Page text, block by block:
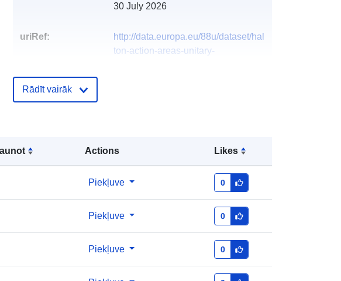
Actions Likes
Piekļuve 0
Piekļuve 0
Piekļuve 0
30 July 2026
uriRef:
http://data.europa.eu/88u/dataset/hal
ton-action-areas-unitary-
Rādīt vairāk